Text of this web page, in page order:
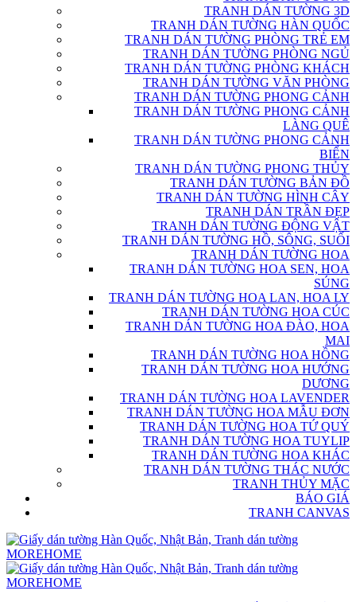
TRANH DÁN TƯỜNG 3D
TRANH DÁN TƯỜNG HÀN QUỐC
TRANH DÁN TƯỜNG PHÒNG TRẺ EM
TRANH DÁN TƯỜNG PHÒNG NGỦ
TRANH DÁN TƯỜNG PHÒNG KHÁCH
TRANH DÁN TƯỜNG VĂN PHÒNG
TRANH DÁN TƯỜNG PHONG CẢNH
TRANH DÁN TƯỜNG PHONG CẢNH
LÀNG QUÊ
TRANH DÁN TƯỜNG PHONG CẢNH
BIỂN
TRANH DÁN TƯỜNG PHONG THỦY
TRANH DÁN TƯỜNG BẢN ĐỒ
TRANH DÁN TƯỜNG HÌNH CÂY
TRANH DÁN TRẦN ĐẸP
TRANH DÁN TƯỜNG ĐỘNG VẬT
TRANH DÁN TƯỜNG HỒ, SÔNG, SUỐI
TRANH DÁN TƯỜNG HOA
TRANH DÁN TƯỜNG HOA SEN, HOA
SÚNG
TRANH DÁN TƯỜNG HOA LAN, HOA LY
TRANH DÁN TƯỜNG HOA CÚC
TRANH DÁN TƯỜNG HOA ĐÀO, HOA
MAI
TRANH DÁN TƯỜNG HOA HỒNG
TRANH DÁN TƯỜNG HOA HƯỚNG
DƯƠNG
TRANH DÁN TƯỜNG HOA LAVENDER
TRANH DÁN TƯỜNG HOA MẪU ĐƠN
TRANH DÁN TƯỜNG HOA TỨ QUÝ
TRANH DÁN TƯỜNG HOA TUYLIP
TRANH DÁN TƯỜNG HOA KHÁC
TRANH DÁN TƯỜNG THÁC NƯỚC
TRANH THỦY MẶC
BÁO GIÁ
TRANH CANVAS